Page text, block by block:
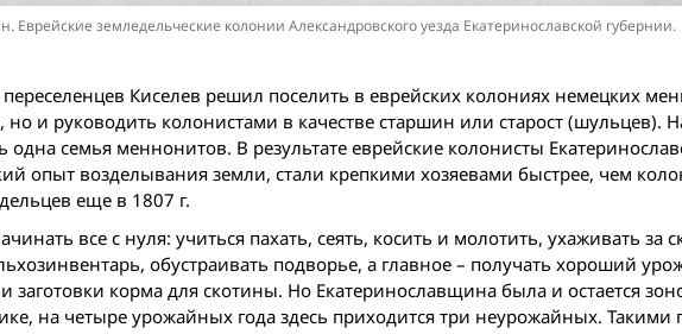
земледельческие колонии Александровского уезда Екатеринославской губернии.
Киселев решил поселить в еврейских колониях немецких
и руководить колонистами в качестве старшин или старост (шульцев).
одна семья меннонитов. В результате еврейские колонисты
опыт возделывания земли, стали крепкими хозяевами быстрее, чем
еще в 1807 г.
все с нуля: учиться пахать, сеять, косить и молотить, ухаживать за
обустраивать подворье, а главное – получать хороший
корма для скотины. Но Екатеринославщина была и остается
на четыре урожайных года здесь приходится три неурожайных. Такими